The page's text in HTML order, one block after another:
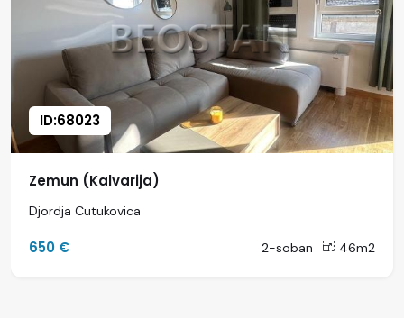
ID:68023
Zemun (Kalvarija)
Djordja Cutukovica
650 € 2-soban 46m2